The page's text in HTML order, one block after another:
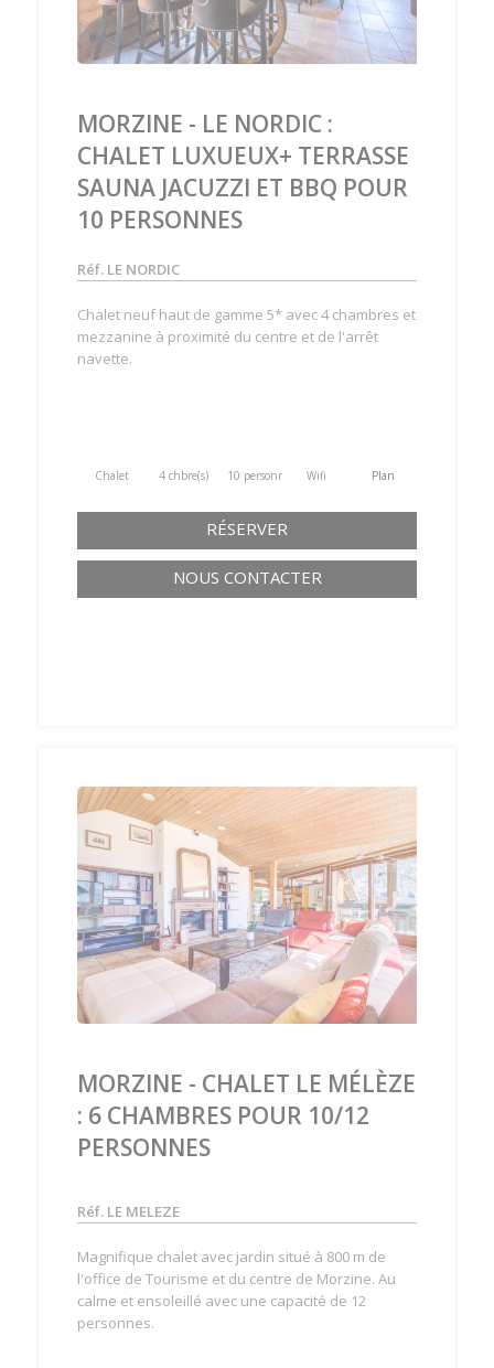
MORZINE - LE NORDIC :
CHALET LUXUEUX+ TERRASSE
SAUNA JACUZZI ET BBQ POUR
10 PERSONNES
Réf. LE NORDIC
Chalet neuf haut de gamme 5* avec 4 chambres et
mezzanine à proximité du centre et de l'arrêt
navette.
Chalet 4 chbre(s) 10 personne(s) Wifi Plan
RÉSERVER
NOUS CONTACTER
‹ ›
MORZINE - CHALET LE MÉLÈZE
: 6 CHAMBRES POUR 10/12
PERSONNES
Réf. LE MELEZE
Magnifique chalet avec jardin situé à 800 m de
l'office de Tourisme et du centre de Morzine. Au
calme et ensoleillé avec une capacité de 12
personnes.